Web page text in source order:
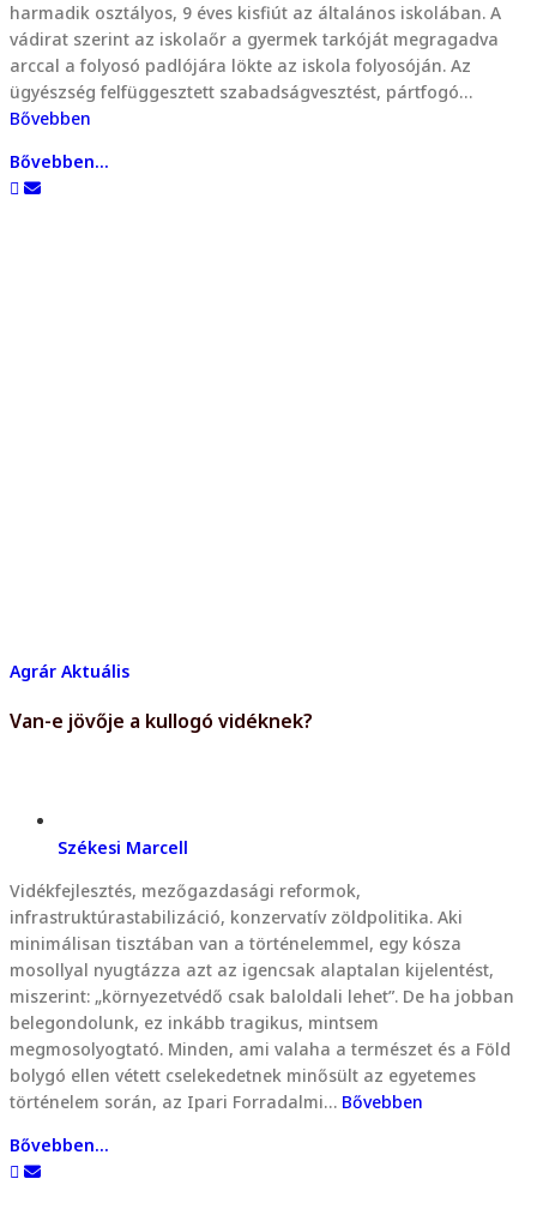
harmadik osztályos, 9 éves kisfiút az általános iskolában. A
vádirat szerint az iskolaőr a gyermek tarkóját megragadva
arccal a folyosó padlójára lökte az iskola folyosóján. Az
ügyészség felfüggesztett szabadságvesztést, pártfogó…
Bővebben
Bővebben...
Agrár Aktuális
Van-e jövője a kullogó vidéknek?
Székesi Marcell
Vidékfejlesztés, mezőgazdasági reformok,
infrastruktúrastabilizáció, konzervatív zöldpolitika. Aki
minimálisan tisztában van a történelemmel, egy kósza
mosollyal nyugtázza azt az igencsak alaptalan kijelentést,
miszerint: „környezetvédő csak baloldali lehet”. De ha jobban
belegondolunk, ez inkább tragikus, mintsem
megmosolyogtató. Minden, ami valaha a természet és a Föld
bolygó ellen vétett cselekedetnek minősült az egyetemes
történelem során, az Ipari Forradalmi… Bővebben
Bővebben...